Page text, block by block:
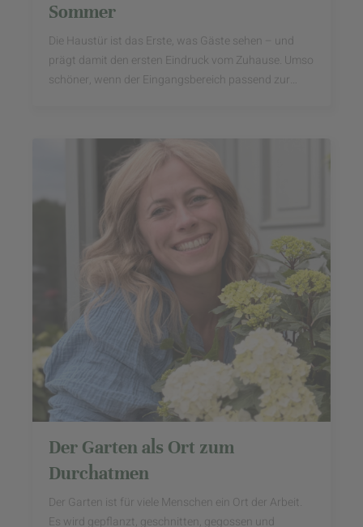
Sommer
Die Haustür ist das Erste, was Gäste sehen – und
prägt damit den ersten Eindruck vom Zuhause. Umso
schöner, wenn der Eingangsbereich passend zur
Der Garten als Ort zum
Durchatmen
Der Garten ist für viele Menschen ein Ort der Arbeit.
Es wird gepflanzt, geschnitten, gegossen und